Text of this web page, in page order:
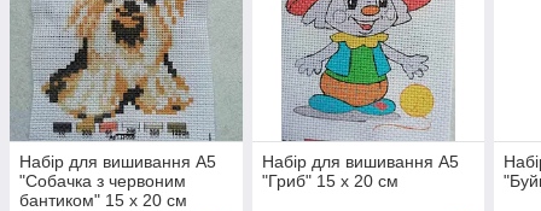
Набір для вишивання А5
"Собачка з червоним
бантиком" 15 х 20 см
Набір для вишивання А5
"Гриб" 15 х 20 см